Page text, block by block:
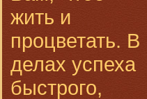
жить и
процветать. В
делах успеха
быстрого,